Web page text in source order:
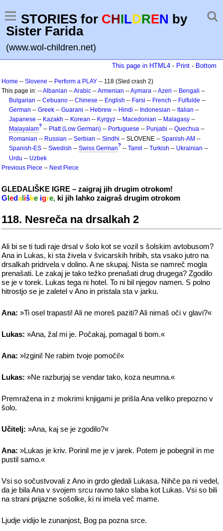
STORIES for CHILDREN by
Sister Farida
(www.wol-children.net)
This page in HTML4 - Print - Bottom
Home -- Slovene -- Perform a PLAY -- 118 (Sled crash 2)
This page in: --Albanian --Arabic --Armenian --Aymara --Azeri -- Bengali --
Bulgarian -- Cebuano -- Chinese -- English -- Farsi -- French -- Fulfulde --
German -- Greek -- Guarani -- Hebrew -- Hindi -- Indonesian -- Italian --
Japanese -- Kazakh -- Korean -- Kyrgyz -- Macedonian -- Malagasy --
Malayalam? -- Platt (Low German) -- Portuguese -- Punjabi -- Quechua --
Romanian -- Russian -- Serbian -- Sindhi -- SLOVENE -- Spanish-AM --
Spanish-ES -- Swedish -- Swiss German? -- Tamil -- Turkish -- Ukrainian --
Urdu -- Uzbek
Previous Piece -- Next Piece
GLEDALIŠKE IGRE – zaigraj jih drugim otrokom!
Gledališke igre, ki jih lahko zaigraš drugim otrokom
118. Nesreča na drsalkah 2
Ali bi se ti tudi raje drsal v šolo kot se vozil s šolskim avtobusom?
Ana in Lukas, ki sta živela v švicarskih hribih, sta vsako jutro na
drsalkah pridrvela v dolino. A ne skupaj. Nista se namreč mogla
prenašati. Le zakaj je tako težko prenašati drug drugega? Zgodilo
se je v torek. Lukas tega ni hotel. To ni bil njegov namen. S polno
hitrostjo se je zaletel v Ano in pristala sta v jarku.
Ana: »Ti osel trapasti! Ali ne moreš paziti? Ali nimaš oči v glavi?«
Lukas: »Ana, žal mi je. Počakaj, pomagal ti bom.«
Ana: »Izgini! Ne rabim tvoje pomoči!«
Lukas: »Ne razburjaj se vendar tako, koza neumna.«
Premražena in z mokrimi knjigami je prišla Ana veliko prepozno v
šolo.
Učitelj: »Ana, kaj se je zgodilo?«
Ana: »Lukas je kriv. Porinil me je v jarek. Potem je pobegnil in me
pustil samo.«
Vsi so sočustvovali z Ano in grdo gledali Lukasa. Nihče pa ni vedel,
da je bila Ana v svojem srcu ravno tako slaba kot Lukas. Vsi so bili
na strani prijazne sošolke, ki ni imela več mame.
Ljudje vidijo le zunanjost, Bog pa pozna srce.